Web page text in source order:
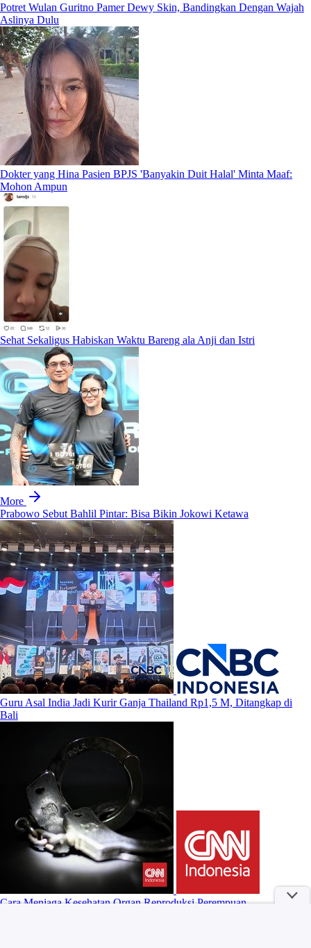
Potret Wulan Guritno Pamer Dewy Skin, Bandingkan Dengan Wajah
Aslinya Dulu
Dokter yang Hina Pasien BPJS 'Banyakin Duit Halal' Minta Maaf:
Mohon Ampun
Sehat Sekaligus Habiskan Waktu Bareng ala Anji dan Istri
More
Prabowo Sebut Bahlil Pintar: Bisa Bikin Jokowi Ketawa
Guru Asal India Jadi Kurir Ganja Thailand Rp1,5 M, Ditangkap di
Bali
Cara Menjaga Kesehatan Organ Reproduksi Perempuan